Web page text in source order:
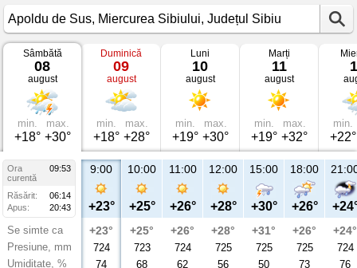
Vremea
Apoldu
Sus
Miercurea
Sibiului,
Județul
Sibiu
Sâmbătă
08
august
min.
+18°
max.
+30°
Duminică
09
august
min.
+18°
max.
+28°
Luni
10
august
min.
+19°
max.
+30°
Marți
11
august
min.
+19°
max.
+32°
min.
+22°
Ora
09:53
curentă
Răsărit:
06:14
Apus:
20:43
Se simte ca
Presiune, mm
Umiditate, %
9:00
+23°
+23°
724
74
10:00
+25°
+25°
723
68
11:00
+26°
+26°
724
62
12:00
+28°
+28°
725
56
15:00
+30°
+31°
725
50
18:00
+26°
+26°
725
73
+24°
724
76